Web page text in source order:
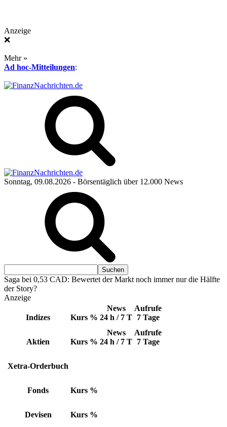
Anzeige
❌
Mehr »
Ad hoc-Mitteilungen:
Sonntag, 09.08.2026 - Börsentäglich über 12.000 News
Saga bei 0,53 CAD: Bewertet der Markt noch immer nur die Hälfte
der Story?
Anzeige
Indizes Kurs %
News
24 h / 7 T
Aufrufe
7 Tage
Aktien Kurs %
News
24 h / 7 T
Aufrufe
7 Tage
Xetra-Orderbuch
Fonds Kurs %
Devisen Kurs %